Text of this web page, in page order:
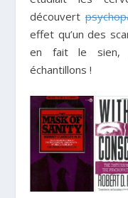
découvert
effet qu’un des
en fait le sien,
échantillons !